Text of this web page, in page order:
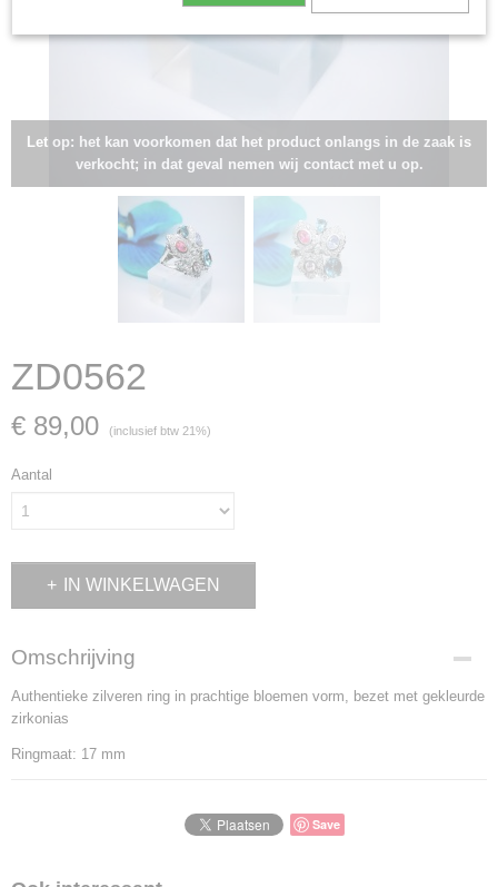
Let op: het kan voorkomen dat het product onlangs in de zaak is
verkocht; in dat geval nemen wij contact met u op.
ZD0562
€ 89,00 (inclusief btw 21%)
Aantal
IN WINKELWAGEN
Omschrijving
Authentieke zilveren ring in prachtige bloemen vorm, bezet met gekleurde
zirkonias
Ringmaat: 17 mm
Save